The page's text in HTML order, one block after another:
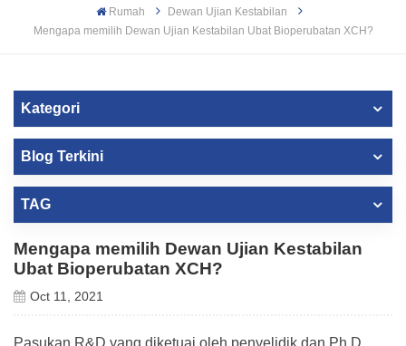
Rumah
Dewan Ujian Kestabilan
Mengapa memilih Dewan Ujian Kestabilan Ubat Bioperubatan XCH?
Kategori
Blog Terkini
TAG
Mengapa memilih Dewan Ujian Kestabilan
Ubat Bioperubatan XCH?
Oct 11, 2021
Pasukan R&D yang diketuai oleh penyelidik dan Ph.D.